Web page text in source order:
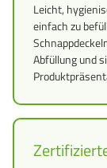
Leicht,
einfach zu
Abfüllung und